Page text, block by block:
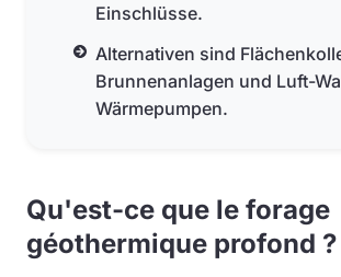
Einschlüsse.
Alternativen sind
Brunnenanlagen und Luft-
Wärmepumpen.
Qu'est-ce que le forage
géothermique profond ?